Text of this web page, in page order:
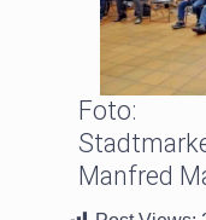
Foto:
Manfred